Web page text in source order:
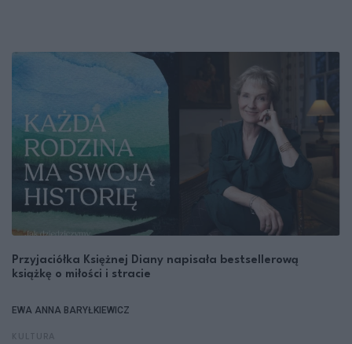
Przyjaciółka Księżnej Diany napisała bestsellerową
książkę o miłości i stracie
EWA ANNA BARYŁKIEWICZ